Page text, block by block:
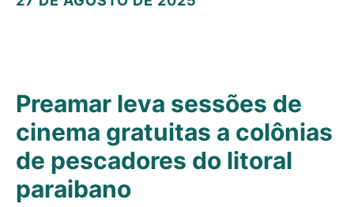
Preamar leva sessões de
cinema gratuitas a colônias
de pescadores do litoral
paraibano